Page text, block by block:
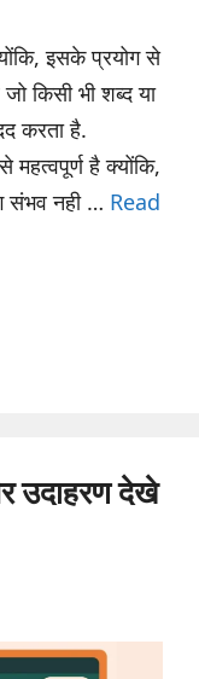
इसके प्रयोग से
जो किसी भी शब्द या
करता है.
है क्योंकि,
संभव नही … Read
उदाहरण देखे